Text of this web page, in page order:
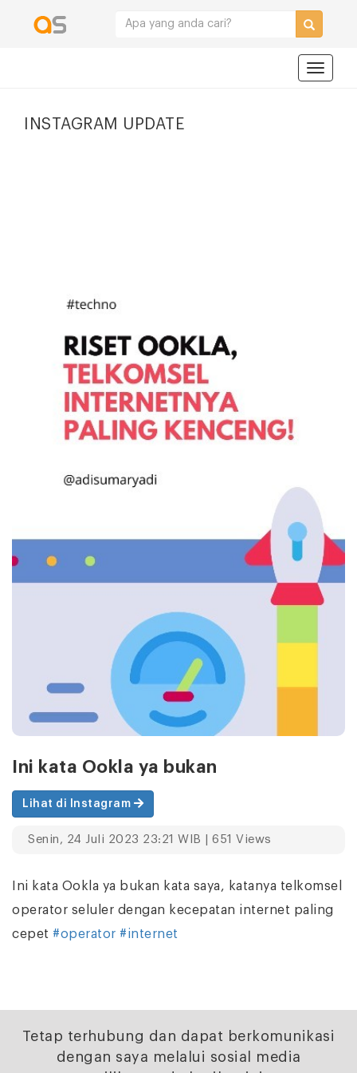
INSTAGRAM UPDATE
Ini kata Ookla ya bukan
Lihat di Instagram
Senin, 24 Juli 2023 23:21 WIB | 651 Views
Ini kata Ookla ya bukan kata saya, katanya telkomsel
operator seluler dengan kecepatan internet paling
cepet #operator #internet
Tetap terhubung dan dapat berkomunikasi
dengan saya melalui sosial media